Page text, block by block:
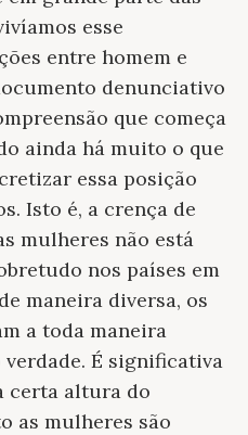
esse
entre homem e
denunciativo
que começa
ainda há muito o que
essa posição
Isto é, a crença de
mulheres não está
nos países em
maneira diversa, os
a toda maneira
É significativa
certa altura do
as mulheres são